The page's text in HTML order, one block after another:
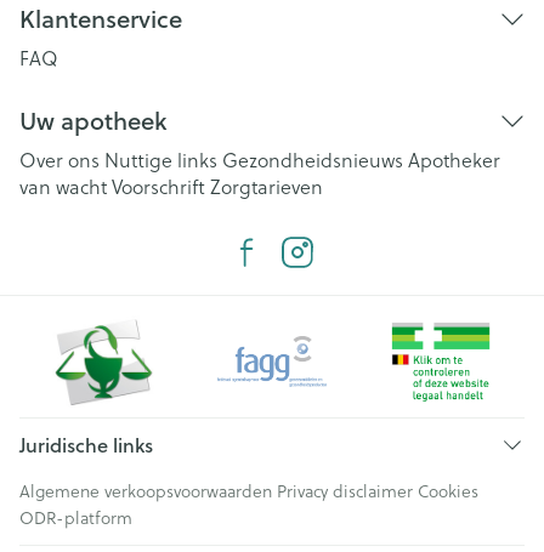
Klantenservice
FAQ
Uw apotheek
Over ons Nuttige links Gezondheidsnieuws Apotheker
van wachtVoorschriftZorgtarieven
Juridische links
Algemene verkoopsvoorwaarden Privacy disclaimer Cookies
ODR-platform